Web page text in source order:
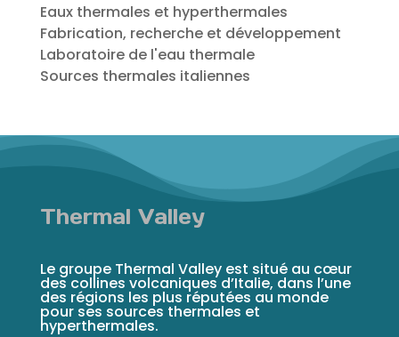
Eaux thermales et hyperthermales
Fabrication, recherche et développement
Laboratoire de l'eau thermale
Sources thermales italiennes
Thermal Valley
Le groupe Thermal Valley est situé au cœur
des collines volcaniques d’Italie, dans l’une
des régions les plus réputées au monde
pour ses sources thermales et
hyperthermales.